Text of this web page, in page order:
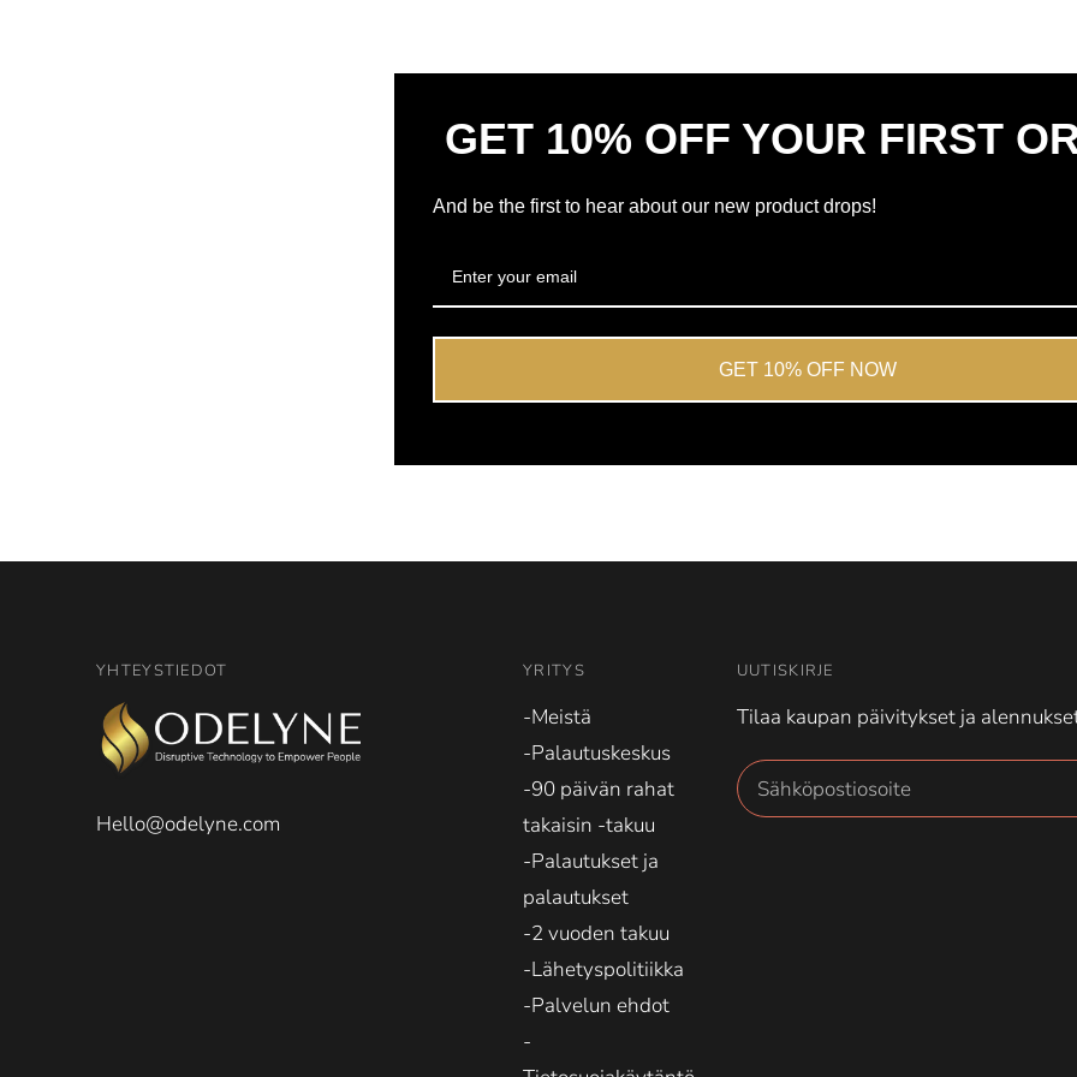
Okendo
-
palvelun
GET 10% OFF YOUR FIRST
And be the first to hear about our new product drops!
GET 10% OFF NOW
YHTEYSTIEDOT
Hello@odelyne.com
YRITYS
-Meistä
-Palautuskeskus
-90 päivän rahat
takaisin -takuu
-Palautukset ja
palautukset
-2 vuoden takuu
-Lähetyspolitiikka
-Palvelun ehdot
-
UUTISKIRJE
Tilaa kaupan päivitykset ja